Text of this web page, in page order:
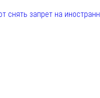
снять запрет на